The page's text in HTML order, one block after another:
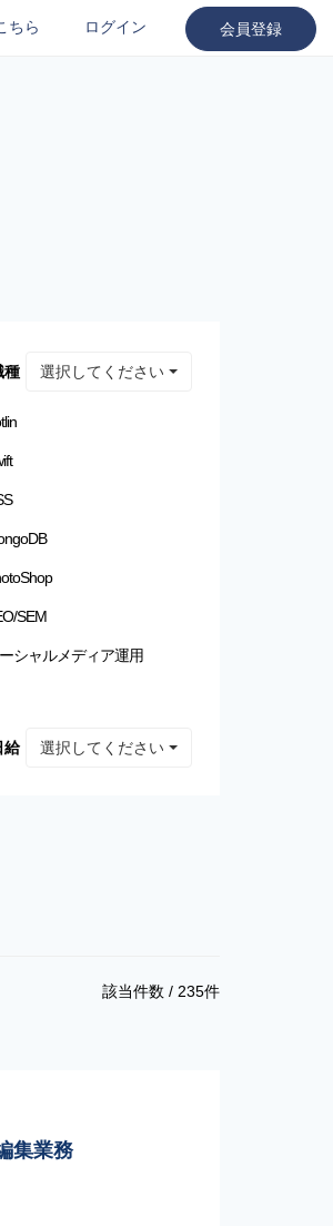
ちら ログイン 会員登録
種 選択してください
SEM
シャルメディア運用
給 選択してください
該当件数 / 235件
集業務